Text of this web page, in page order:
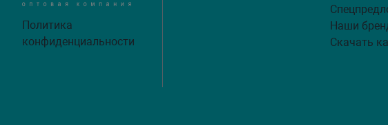
Политика
конфиденциальности
Наши
Скачать